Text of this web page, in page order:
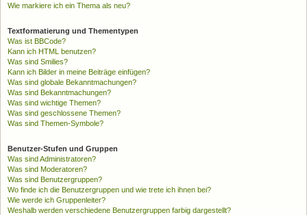
Wie markiere ich ein Thema als neu?
Textformatierung und Thementypen
Was ist BBCode?
Kann ich HTML benutzen?
Was sind Smilies?
Kann ich Bilder in meine Beiträge einfügen?
Was sind globale Bekanntmachungen?
Was sind Bekanntmachungen?
Was sind wichtige Themen?
Was sind geschlossene Themen?
Was sind Themen-Symbole?
Benutzer-Stufen und Gruppen
Was sind Administratoren?
Was sind Moderatoren?
Was sind Benutzergruppen?
Wo finde ich die Benutzergruppen und wie trete ich ihnen bei?
Wie werde ich Gruppenleiter?
Weshalb werden verschiedene Benutzergruppen farbig dargestellt?